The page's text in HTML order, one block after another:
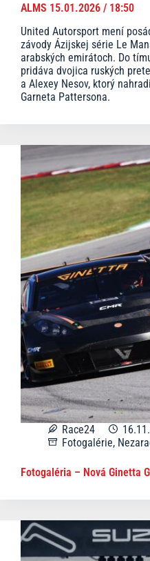
ALMS 15.01.2026 / 18:50
United Autorsport mení
závody Ázijskej série Le
arabských emirátoch. Do
pridáva dvojica ruských
a Alexey Nesov, ktorý
Garneta Pattersona.
Race24
Fotogalérie,
Fotogaléria – Nová Ginetta